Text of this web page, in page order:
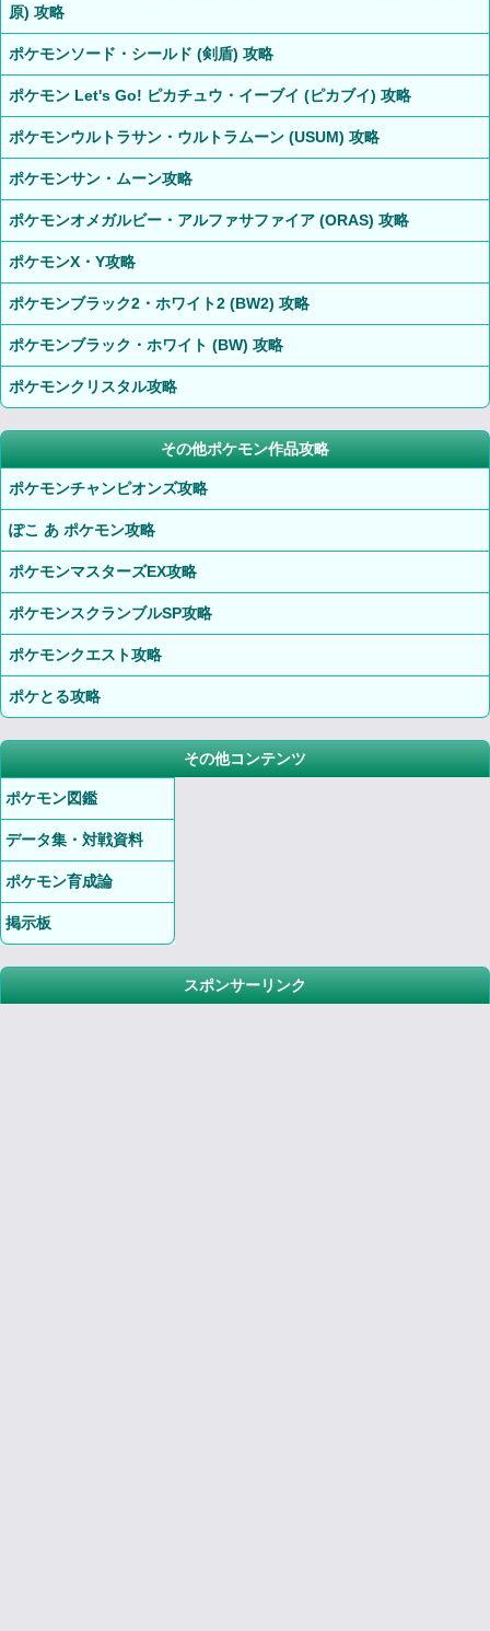
原) 攻略
ポケモンソード・シールド (剣盾) 攻略
ポケモン Let's Go! ピカチュウ・イーブイ (ピカブイ) 攻略
ポケモンウルトラサン・ウルトラムーン (USUM) 攻略
ポケモンサン・ムーン攻略
ポケモンオメガルビー・アルファサファイア (ORAS) 攻略
ポケモンX・Y攻略
ポケモンブラック2・ホワイト2 (BW2) 攻略
ポケモンブラック・ホワイト (BW) 攻略
ポケモンクリスタル攻略
その他ポケモン作品攻略
ポケモンチャンピオンズ攻略
ぽこ あ ポケモン攻略
ポケモンマスターズEX攻略
ポケモンスクランブルSP攻略
ポケモンクエスト攻略
ポケとる攻略
その他コンテンツ
ポケモン図鑑
データ集・対戦資料
ポケモン育成論
掲示板
スポンサーリンク